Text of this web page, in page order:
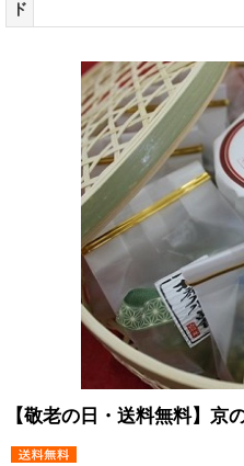
ド
【敬老の日・送料無料】京